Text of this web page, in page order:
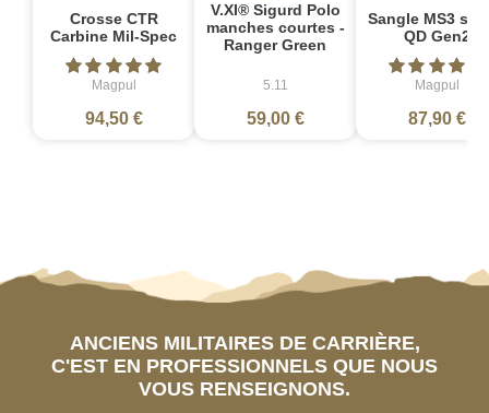
Crosse CTR
Carbine Mil-Spec
Magpul
94,50 €
V.XI® Sigurd Polo
manches courtes -
Ranger Green
5.11
59,00 €
Sangle MS3
QD Gen2
Magpul
87,90 €
ANCIENS MILITAIRES DE CARRIÈRE,
C'EST EN PROFESSIONNELS QUE NOUS
VOUS RENSEIGNONS.